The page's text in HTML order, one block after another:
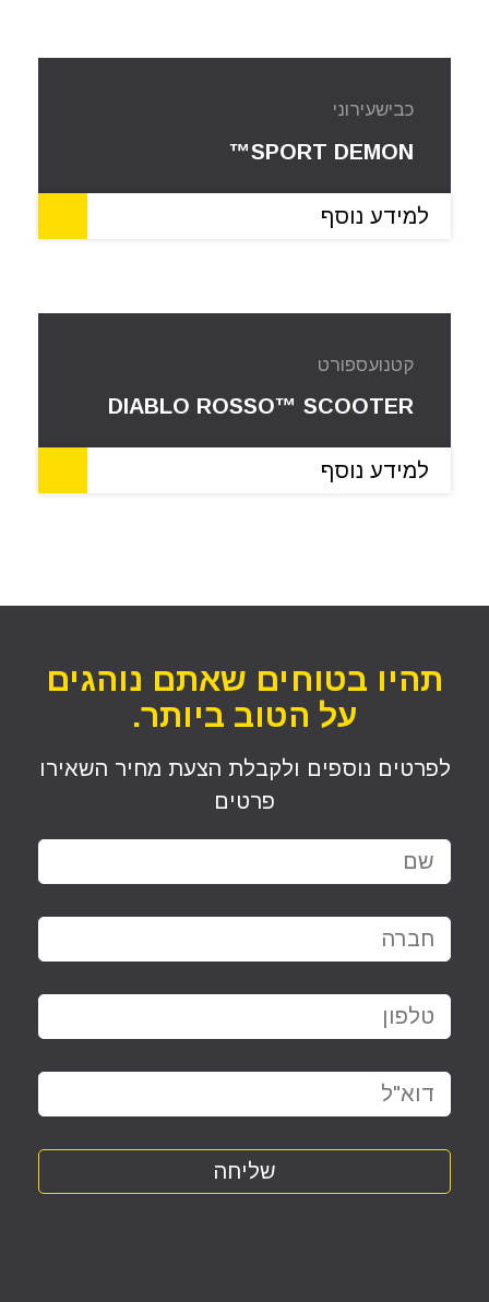
כבישעירוני
SPORT DEMON™
למידע נוסף
קטנועספורט
DIABLO ROSSO™ SCOOTER
למידע נוסף
תהיו בטוחים שאתם נוהגים
על הטוב ביותר.
לפרטים נוספים ולקבלת הצעת מחיר השאירו
פרטים